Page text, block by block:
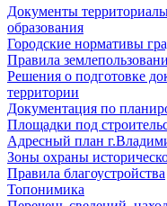
Документы
образования
Городские нормативы
Правила
Решения о подготовке
территории
Документация по
Площадки под
Адресный план
Зоны охраны
Правила благоустройства
Топонимика